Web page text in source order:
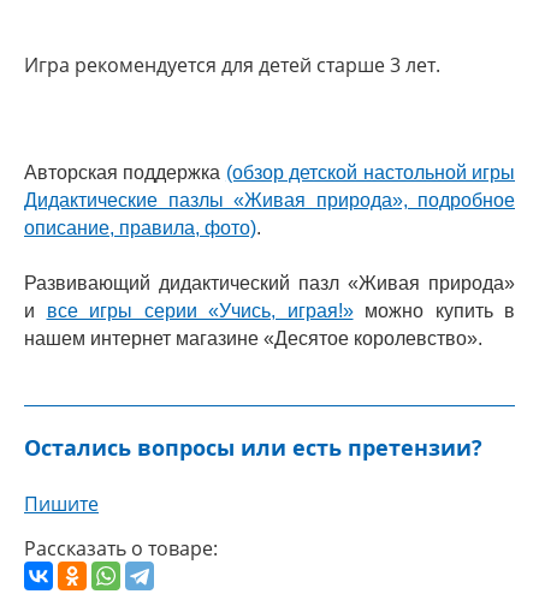
Игра рекомендуется для детей старше 3 лет.
Авторская поддержка (обзор детской настольной игры
Дидактические пазлы «Живая природа», подробное
описание, правила, фото).
Развивающий дидактический пазл «Живая природа»
и все игры серии «Учись, играя!»можно купить в
нашем интернет магазине «Десятое королевство».
Остались вопросы или есть претензии?
Пишите
Рассказать о товаре: